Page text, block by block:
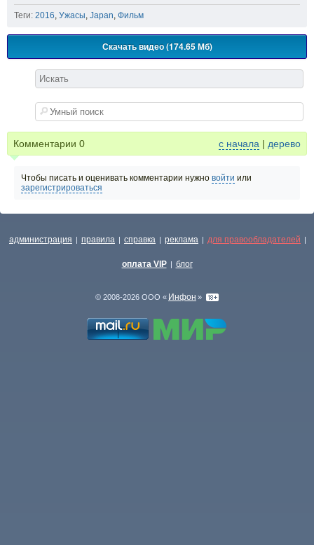
Теги: 2016 Ужасы Japan Фильм
Скачать видео (174.65 Мб)
Комментарии 0 с начала | дерево
Чтобы писать и оценивать комментарии нужно войти или
зарегистрироваться
администрация | правила | справка | реклама | для правообладателей |
оплата VIP | блог
© 2008-2026 ООО « Инфон »